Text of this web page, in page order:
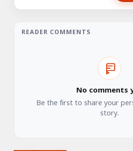
READER COMMENTS
No comments
Be the first to share your
story.